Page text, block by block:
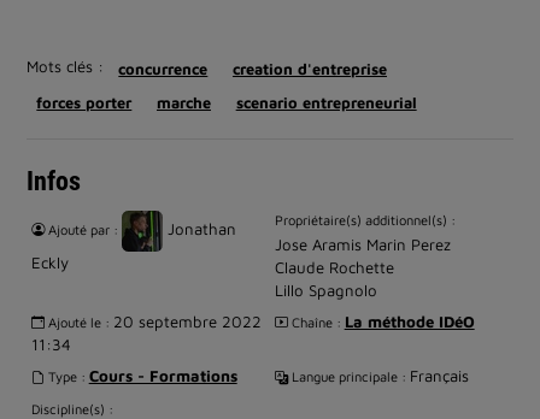
Mots clés : concurrence
creation d'entreprise
forces porter
marche scenario entrepreneurial
Infos
Ajouté par :
Jonathan
Eckly
Propriétaire(s) additionnel(s) :
Jose Aramis Marin Perez
Claude Rochette
Lillo Spagnolo
Ajouté le : 20 septembre 2022
11:34
Chaîne : La méthode IDéO
Type : Cours - Formations Langue principale : Français
Discipline(s) :